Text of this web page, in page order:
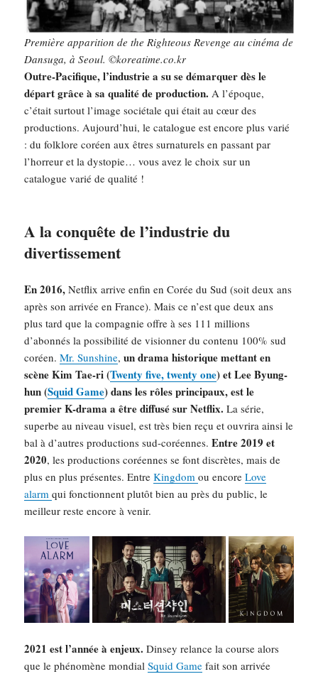
Première apparition de the Righteous Revenge au cinéma de
Dansuga, à Seoul. ©koreatime.co.kr
Outre-Pacifique, l’industrie a su se démarquer dès le
départ grâce à sa qualité de production. A l’époque,
c’était surtout l’image sociétale qui était au cœur des
productions. Aujourd’hui, le catalogue est encore plus varié
: du folklore coréen aux êtres surnaturels en passant par
l’horreur et la dystopie… vous avez le choix sur un
catalogue varié de qualité !
A la conquête de l’industrie du
divertissement
En 2016, Netflix arrive enfin en Corée du Sud (soit deux ans
après son arrivée en France). Mais ce n’est que deux ans
plus tard que la compagnie offre à ses 111 millions
d’abonnés la possibilité de visionner du contenu 100% sud
coréen.Mr. Sunshine,un drama historique mettant en
scène Kim Tae-ri (Twenty five, twenty one) et Lee Byung-
hun (Squid Game) dans les rôles principaux, est le
premier K-drama a être diffusé sur Netflix.La série,
superbe au niveau visuel, est très bien reçu et ouvrira ainsi le
bal à d’autres productions sud-coréennes.Entre 2019 et
2020, les productions coréennes se font discrètes, mais de
plus en plus présentes. EntreKingdomou encoreLove
alarmqui fonctionnent plutôt bien au près du public, le
meilleur reste encore à venir.
2021 est l’année à enjeux. Dinsey relance la course alors
que le phénomène mondialSquid Game fait son arrivée